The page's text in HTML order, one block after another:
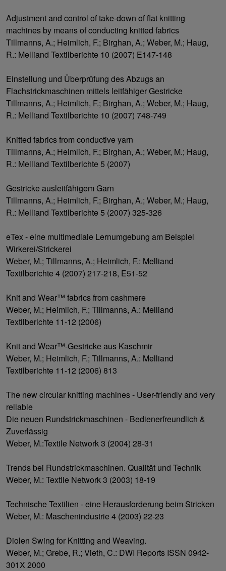
Adjustment and control of take-down of flat knitting
machines by means of conducting knitted fabrics
Tillmanns, A.; Heimlich, F.; Birghan, A.; Weber, M.; Haug,
R.: Melliand Textilberichte 10 (2007) E147-148
Einstellung und Überprüfung des Abzugs an
Flachstrickmaschinen mittels leitfähiger Gestricke
Tillmanns, A.; Heimlich, F.; Birghan, A.; Weber, M.; Haug,
R.: Melliand Textilberichte 10 (2007) 748-749
Knitted fabrics from conductive yarn
Tillmanns, A.; Heimlich, F.; Birghan, A.; Weber, M.; Haug,
R.: Melliand Textilberichte 5 (2007)
Gestricke ausleitfähigem Garn
Tillmanns, A.; Heimlich, F.; Birghan, A.; Weber, M.; Haug,
R.: Melliand Textilberichte 5 (2007) 325-326
eTex - eine multimediale Lernumgebung am Beispiel
Wirkerei/Strickerei
Weber, M.; Tillmanns, A.; Heimlich, F.: Melliand
Textilberichte 4 (2007) 217-218, E51-52
Knit and Wear™ fabrics from cashmere
Weber, M.; Heimlich, F.; Tillmanns, A.: Melliand
Textilberichte 11-12 (2006)
Knit and Wear™-Gestricke aus Kaschmir
Weber, M.; Heimlich, F.; Tillmanns, A.: Melliand
Textilberichte 11-12 (2006) 813
The new circular knitting machines - User-friendly and very
reliable
Die neuen Rundstrickmaschinen - Bedienerfreundlich &
Zuverlässig
Weber, M.:Textile Network 3 (2004) 28-31
Trends bei Rundstrickmaschinen. Qualität und Technik
Weber, M.: Textile Network 3 (2003) 18-19
Technische Textilien - eine Herausforderung beim Stricken
Weber, M.: Maschenindustrie 4 (2003) 22-23
Diolen Swing for Knitting and Weaving.
Weber, M.; Grebe, R.; Vieth, C.: DWI Reports ISSN 0942-
301X 2000